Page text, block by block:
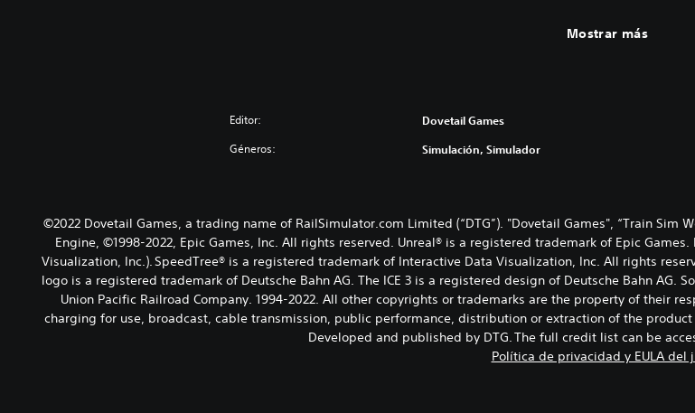
Mostrar más
Editor: Dovetail Games
Géneros: Simulación, Simulador
©2022 Dovetail Games, a trading name of RailSimulator.com Limited (“DTG”). "Dovetail Games", “Train Sim
Engine, ©1998-2022, Epic Games, Inc. All rights reserved. Unreal® is a registered trademark of Epic
Visualization, Inc.). SpeedTree® is a registered trademark of Interactive Data Visualization, Inc. All rights
logo is a registered trademark of Deutsche Bahn AG. The ICE 3 is a registered design of Deutsche Bahn AG.
Union Pacific Railroad Company. 1994-2022. All other copyrights or trademarks are the property of their
charging for use, broadcast, cable transmission, public performance, distribution or extraction of the
Developed and published by DTG. The full credit list can be
Política de privacidad y EULA del